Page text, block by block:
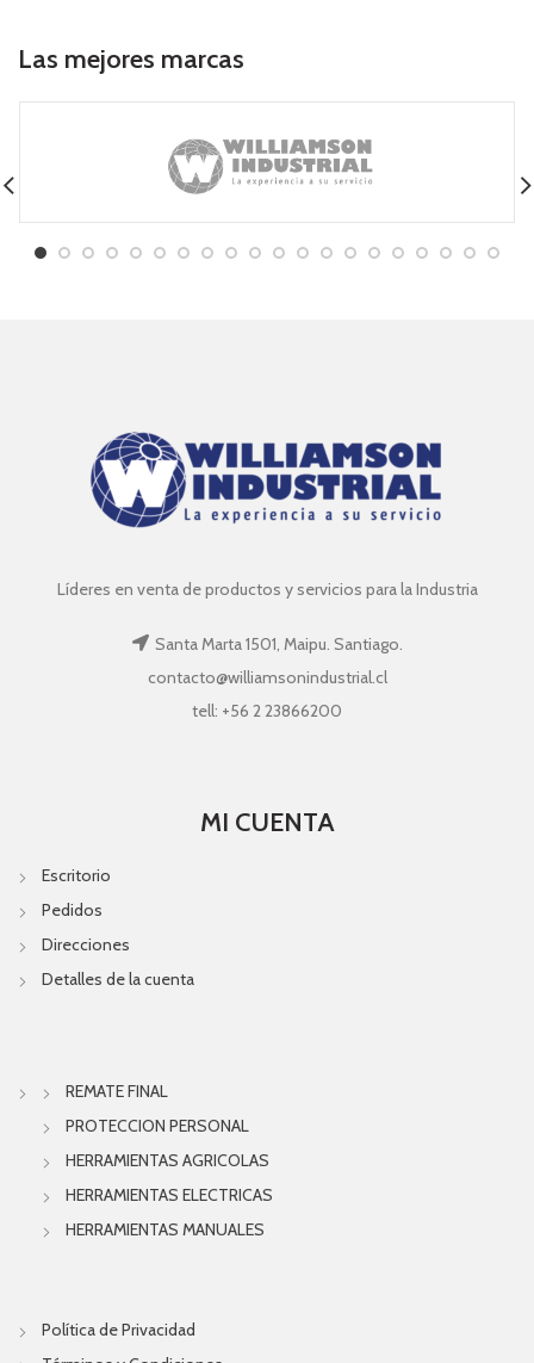
Las mejores marcas
Líderes en venta de productos y servicios para la Industria
Santa Marta 1501, Maipu. Santiago.
contacto@williamsonindustrial.cl
tell: +56 2 23866200
MI CUENTA
Escritorio
Pedidos
Direcciones
Detalles de la cuenta
REMATE FINAL
PROTECCION PERSONAL
HERRAMIENTAS AGRICOLAS
HERRAMIENTAS ELECTRICAS
HERRAMIENTAS MANUALES
Política de Privacidad